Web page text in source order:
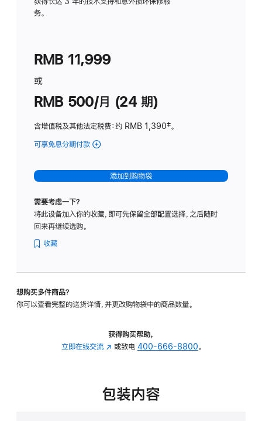
务。
RMB 11,999
或
RMB 500/月 (24 期)
含增值税及其他法定税费：约 RMB 1,390脚
‡。
可享免息分期付款 (Studio
-
标
璃
转
的
添加到购物袋
需要考虑一下？
将此设备加入你的收藏，即可先保留全部配置选择，之后随时
回来再继续选购。
收藏
想购买多件商品？
你可以查看完整的送货详情，并更改购物袋中的商品数量。
获得购买帮助，
立即在线交流 (在
中
或致电 400-666-8800。
包装内容